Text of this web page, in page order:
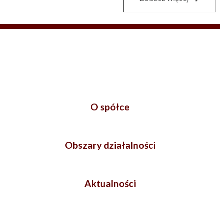
O spółce
Obszary działalności
Aktualności